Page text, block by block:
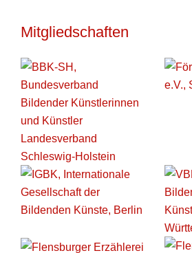
Mitgliedschaften